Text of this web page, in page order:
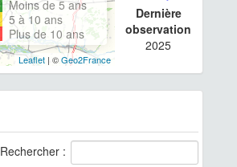
Moins de 5 ans
5 à 10 ans
Plus de 10 ans
Leaflet| ©Geo2France
Dernière
observation
2025
Rechercher :